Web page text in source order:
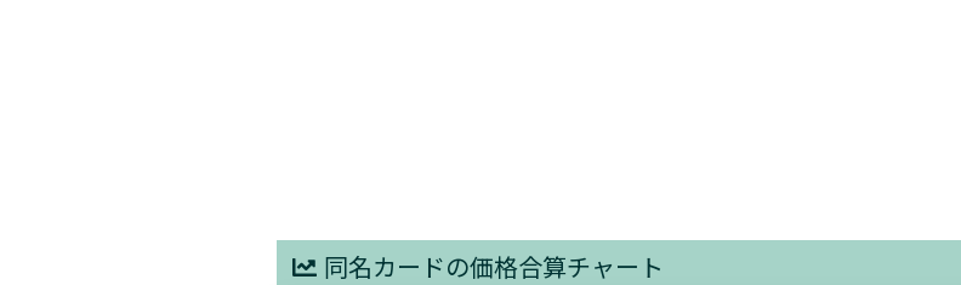
同名カードの価格合算チャート